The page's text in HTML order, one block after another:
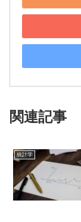
関連記事
統計学